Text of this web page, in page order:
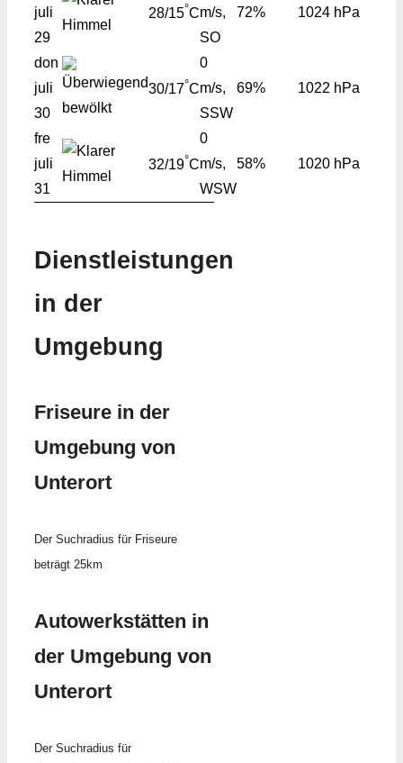
juli
29
28/15°Cm/s,
SO
72% 1024 hPa
don
juli
30
30/17°C
0
m/s,
SSW
69% 1022 hPa
fre
juli
31
32/19°C
0
m/s,
WSW
58% 1020 hPa
Dienstleistungen
in der
Umgebung
Friseure in der
Umgebung von
Unterort
Der Suchradius für Friseure
beträgt 25km
Autowerkstätten in
der Umgebung von
Unterort
Der Suchradius für